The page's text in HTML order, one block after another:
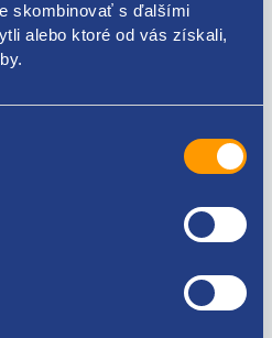
skombinovať s ďalšími
alebo ktoré od vás získali,
2011 - 2016
- 2010
ručíme!